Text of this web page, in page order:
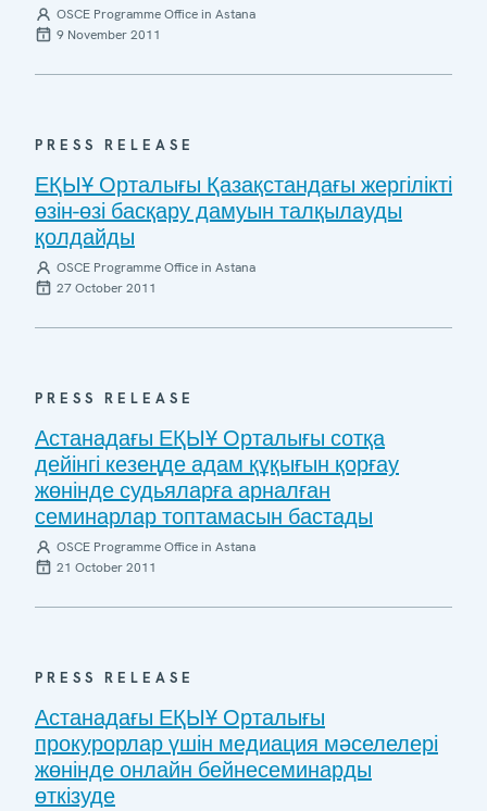
OSCE Programme Office in Astana
9 November 2011
PRESS RELEASE
ЕҚЫҰ Орталығы Қазақстандағы жергілікті
өзін-өзі басқару дамуын талқылауды
қолдайды
OSCE Programme Office in Astana
27 October 2011
PRESS RELEASE
Астанадағы ЕҚЫҰ Орталығы сотқа
дейінгі кезеңде адам құқығын қорғау
жөнінде судьяларға арналған
семинарлар топтамасын бастады
OSCE Programme Office in Astana
21 October 2011
PRESS RELEASE
Астанадағы ЕҚЫҰ Орталығы
прокурорлар үшін медиация мәселелері
жөнінде онлайн бейнесеминарды
өткізуде